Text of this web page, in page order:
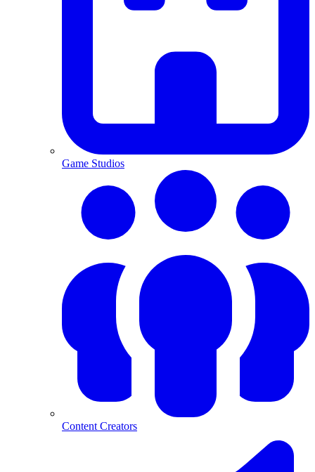
Game Studios
Content Creators